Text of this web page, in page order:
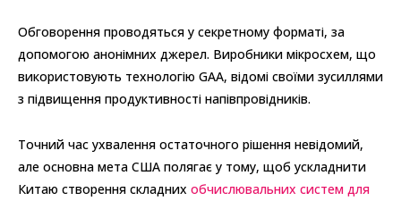
Обговорення проводяться у секретному форматі, за
допомогою анонімних джерел. Виробники мікросхем, що
використовують технологію GAA, відомі своїми зусиллями
з підвищення продуктивності напівпровідників.
Точний час ухвалення остаточного рішення невідомий,
але основна мета США полягає у тому, щоб ускладнити
Китаю створення складних обчислювальних систем для